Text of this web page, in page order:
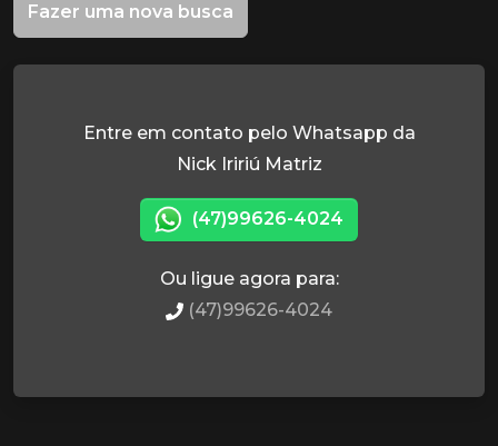
Fazer uma nova busca
Entre em contato pelo Whatsapp da
Nick Iririú Matriz
(47)99626-4024
Ou ligue agora para:
(47)99626-4024